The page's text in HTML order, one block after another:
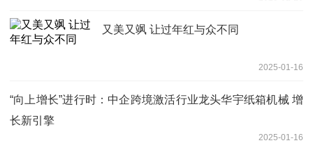
又美又飒 让过年红与众不同
2025-01-16
“向上增长”进行时：中企跨境激活行业龙头华宇纸箱机械 增
长新引擎
2025-01-16